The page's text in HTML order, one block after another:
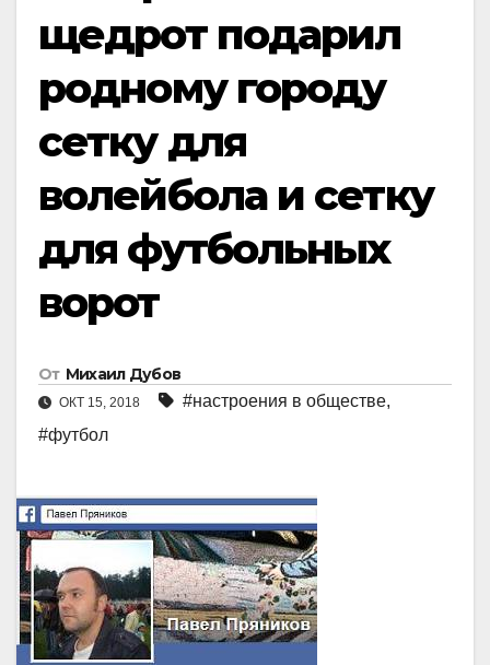
щедрот подарил
родному городу
сетку для
волейбола и сетку
для футбольных
ворот
От Михаил Дубов
ОКТ 15, 2018 #настроения в обществе,
#футбол